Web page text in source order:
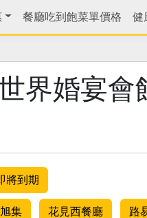
餐廳吃到飽菜單價格 健
界婚宴會
將到期
旭集 花見西餐廳 路